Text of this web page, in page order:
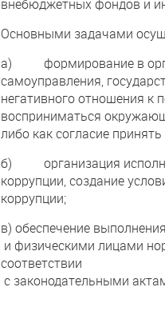
внебюджетных фондов и
Основными задачами
а) формирование в
самоуправления,
негативного отношения к
восприниматься
либо как согласие
б) организация
коррупции, создание
коррупции;
в) обеспечение
и физическими лицами
соответствии
с законодательными